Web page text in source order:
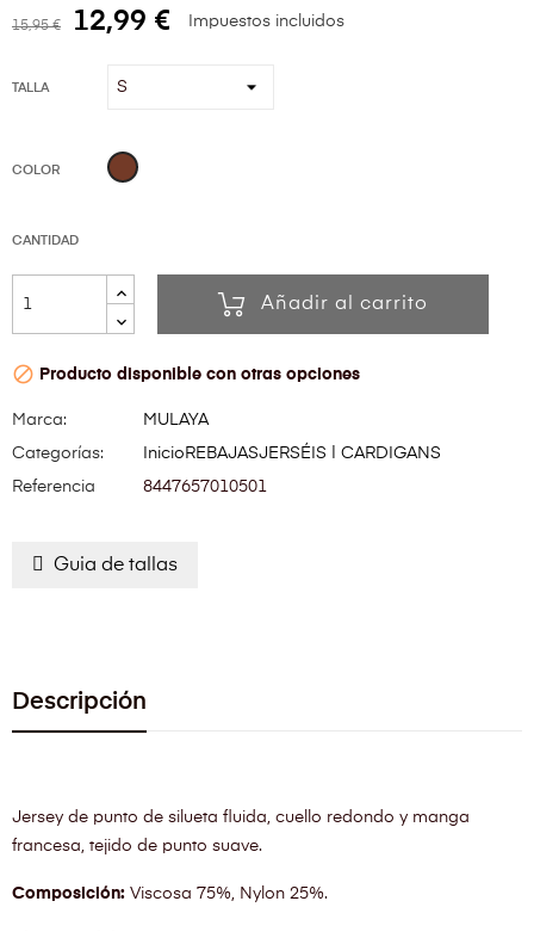
15,95 € 12,99 € Impuestos incluidos
TALLA
COLOR MARRÓN
CANTIDAD
Añadir al carrito
 Producto disponible con otras opciones
Marca:
MULAYA
Categorías:
Inicio REBAJASJERSÉIS | CARDIGANS
Referencia
8447657010501
Guia de tallas
Descripción
Jersey de punto de silueta fluida, cuello redondo y manga
francesa, tejido de punto suave.
Composición: Viscosa 75%, Nylon 25%.